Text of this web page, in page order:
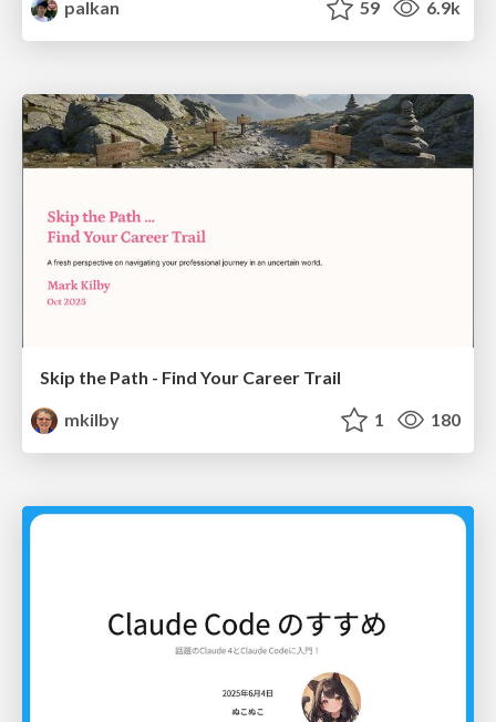
palkan
59 6.9k
Skip the Path - Find Your Career Trail
mkilby
1 180